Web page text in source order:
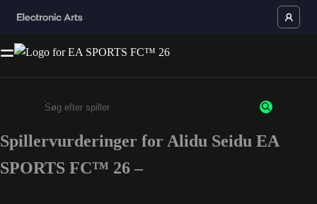
Enter a minimum of 3 characters or numbers
Spillervurderinger for Alidu Seidu EA
SPORTS FC™ 26 –